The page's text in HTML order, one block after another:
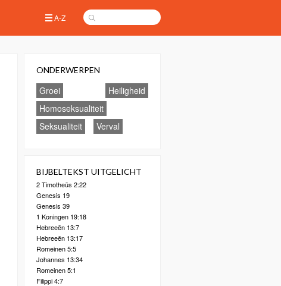
A-Z
ONDERWERPEN
Groei
Heiligheid
Homoseksualiteit
Seksualiteit
Verval
BIJBELTEKST UITGELICHT
2 Timotheüs 2:22
Genesis 19
Genesis 39
1 Koningen 19:18
Hebreeën 13:7
Hebreeën 13:17
Romeinen 5:5
Johannes 13:34
Romeinen 5:1
Filippi 4:7